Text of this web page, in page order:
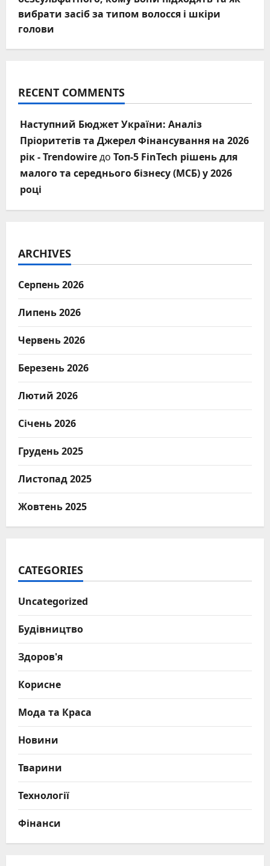
вибрати засіб за типом волосся і шкіри
голови
RECENT COMMENTS
Наступний Бюджет України: Аналіз
Пріоритетів та Джерел Фінансування на 2026
рік - Trendowireдо Топ-5 FinTech рішень для
малого та середнього бізнесу (МСБ) у 2026
році
ARCHIVES
Серпень 2026
Липень 2026
Червень 2026
Березень 2026
Лютий 2026
Січень 2026
Грудень 2025
Листопад 2025
Жовтень 2025
CATEGORIES
Uncategorized
Будівництво
Здоров'я
Корисне
Мода та Краса
Новини
Тварини
Технології
Фінанси